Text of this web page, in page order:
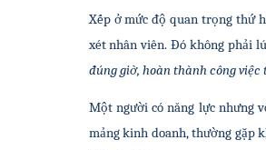
Xếp ở mức độ quan trọng thứ
xét nhân viên. Đó không phải
đúng giờ, hoàn thành công việc
Một người có năng lực nhưng
mảng kinh doanh, thường gặp